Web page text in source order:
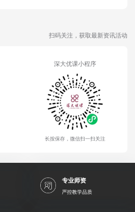
扫码关注，获取最新资讯活动
深大优课小程序
长按保存，微信扫一扫关注
专业师资
严控教学品质